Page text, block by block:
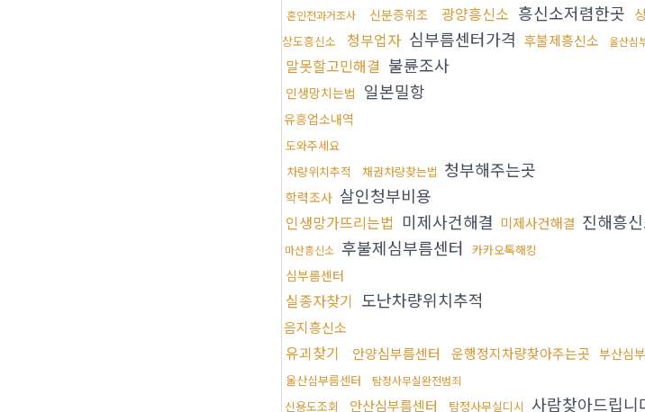
혼인전과거조사 신분증위조 광양흥신소 흥신소저렴한곳
상도흥신소
청부업자 심부름센터가격 후불제흥신소 울산심
말못할고민해결 불륜조사
인생망치는법 일본밀항
유흥업소내역
도와주세요
차량위치추적
채권차량찾는법 청부해주는곳
학력조사 살인청부비용
인생망가뜨리는법 미제사건해결 미제사건해결 진해흥
마산흥신소 후불제심부름센터 카카오톡해킹
심부름센터
실종자찾기 도난차량위치추적
음지흥신소
유괴찾기 안양심부름센터 운행정지차량찾아주는곳 부산심
울산심부름센터 탐정사무실완전범죄
신용도조회 안산심부름센터 탐정사무실디시 사람찾아드립니